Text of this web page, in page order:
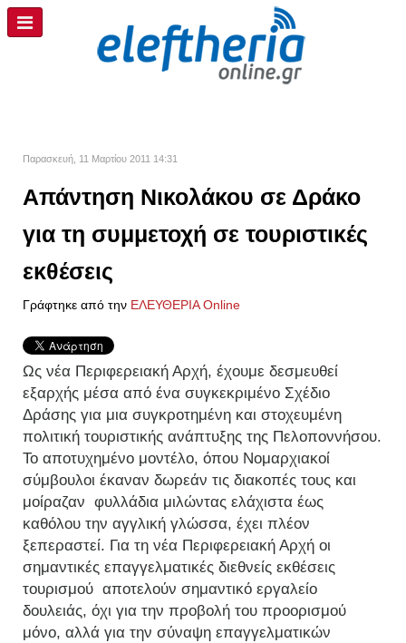
Παρασκευή, 11 Μαρτίου 2011 14:31
Απάντηση Νικολάκου σε Δράκο
για τη συμμετοχή σε τουριστικές
εκθέσεις
Γράφτηκε από την ΕΛΕΥΘΕΡΙΑ Online
Ως νέα Περιφερειακή Αρχή, έχουμε δεσμευθεί
εξαρχής μέσα από ένα συγκεκριμένο Σχέδιο
Δράσης για μια συγκροτημένη και στοχευμένη
πολιτική τουριστικής ανάπτυξης της Πελοποννήσου.
Το αποτυχημένο μοντέλο, όπου Νομαρχιακοί
σύμβουλοι έκαναν δωρεάν τις διακοπές τους και
μοίραζαν φυλλάδια μιλώντας ελάχιστα έως
καθόλου την αγγλική γλώσσα, έχει πλέον
ξεπεραστεί. Για τη νέα Περιφερειακή Αρχή οι
σημαντικές επαγγελματικές διεθνείς εκθέσεις
τουρισμού αποτελούν σημαντικό εργαλείο
δουλειάς, όχι για την προβολή του προορισμού
μόνο, αλλά για την σύναψη επαγγελματικών